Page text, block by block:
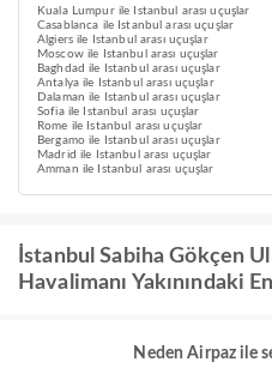
Kuala Lumpur ile Istanbul arası uçuşlar
Casablanca ile Istanbul arası uçuşlar
Algiers ile Istanbul arası uçuşlar
Moscow ile Istanbul arası uçuşlar
Baghdad ile Istanbul arası uçuşlar
Antalya ile Istanbul arası uçuşlar
Dalaman ile Istanbul arası uçuşlar
Sofia ile Istanbul arası uçuşlar
Rome ile Istanbul arası uçuşlar
Bergamo ile Istanbul arası uçuşlar
Madrid ile Istanbul arası uçuşlar
Amman ile Istanbul arası uçuşlar
İstanbul Sabiha Gökçen
Havalimanı Yakınındaki
Neden Airpaz ile